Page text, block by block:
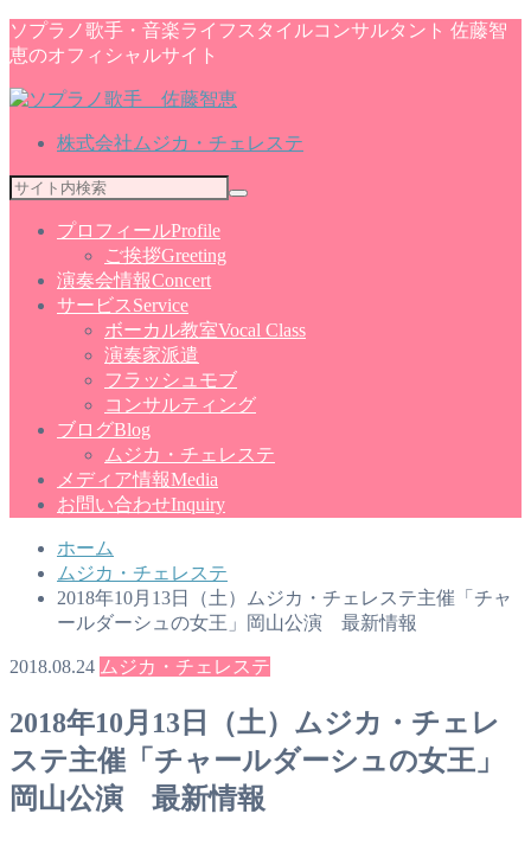
ソプラノ歌手・音楽ライフスタイルコンサルタント 佐藤智
恵のオフィシャルサイト
株式会社ムジカ・チェレステ
プロフィールProfile
ご挨拶Greeting
演奏会情報Concert
サービス Service
ボーカル教室Vocal Class
演奏家派遣
フラッシュモブ
コンサルティング
ブログBlog
ムジカ・チェレステ
メディア情報Media
お問い合わせInquiry
ホーム
ムジカ・チェレステ
2018年10月13日（土）ムジカ・チェレステ主催「チャ
ールダーシュの女王」岡山公演 最新情報
2018.08.24 ムジカ・チェレステ
2018年10月13日（土）ムジカ・チェレ
ステ主催「チャールダーシュの女王」
岡山公演 最新情報